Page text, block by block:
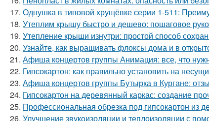
17. Однушка в типовой хрущёвке серии 1-511:
18. Утеплим крышу быстро и дешево: пошаговое
19. Утепление крыши изнутри: простой способ
20. Узнайте, как выращивать флоксы дома и в
21. Афиша концертов группы Анимация: все, что
22. Гипсокартон: как правильно установить на
23. Афиша концертов группы Бутырка в Кургане:
24. Гипсокартон на деревянный каркас: создание
25. Профессиональная обрезка под гипсокартон из
26. Улучшение звукоизоляции и теплоизоляции с